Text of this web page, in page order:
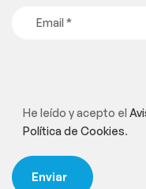
He leído y acepto el
Política de Cookies.